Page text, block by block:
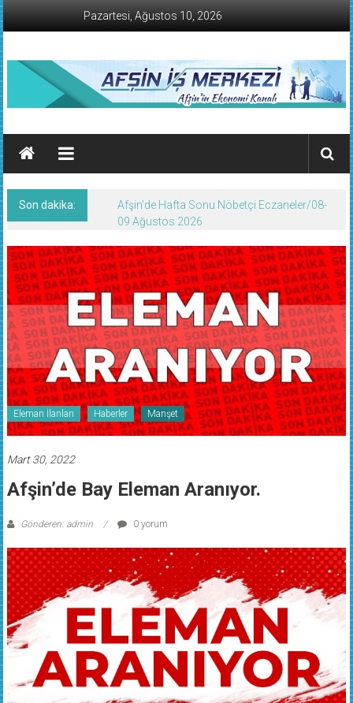
İçeriğe
geç
Pazartesi, Ağustos 10, 2026
AFŞİN
İŞ
MERKEZİ
Afşin'in
Kanalı
Son dakika:
Afşin’de Hafta Sonu Nöbetçi Eczaneler/08-
09 Ağustos 2026
Eleman İlanları Haberler Manşet
Mart 30, 2022
Afşin’de Bay Eleman Aranıyor.
Gönderen: admin 0 yorum